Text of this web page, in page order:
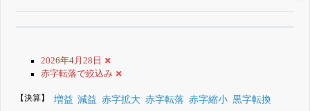
登録すると永久30%OFFと米株版の先行利用も付きます
2026年4月28日
赤字転落で絞込み
【決算】 増益 減益 赤字拡大 赤字転落 赤字縮小 黒字転換